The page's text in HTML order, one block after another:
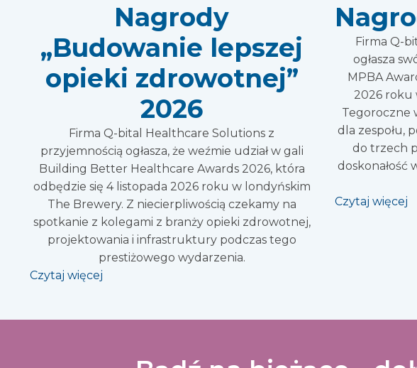
Nagrody
„Budowanie lepszej
opieki zdrowotnej”
2026
Firma Q-bital Healthcare Solutions z
przyjemnością ogłasza, że weźmie udział w gali
Building Better Healthcare Awards 2026, która
odbędzie się 4 listopada 2026 roku w londyńskim
The Brewery. Z niecierpliwością czekamy na
spotkanie z kolegami z branży opieki zdrowotnej,
projektowania i infrastruktury podczas tego
prestiżowego wydarzenia.
Czytaj więcej
Firma Q-
ogłasza
MPBA
2026 roku
Tegoroczne
dla zespołu,
do trzech
doskonałość
Czytaj więcej